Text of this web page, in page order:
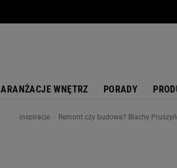
ARANŻACJE WNĘTRZ PORADY
inspiracje Remont czy budowa? Blachy